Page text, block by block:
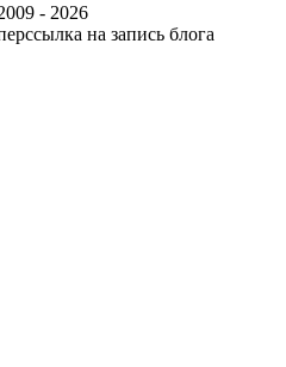
- 2026
на запись блога